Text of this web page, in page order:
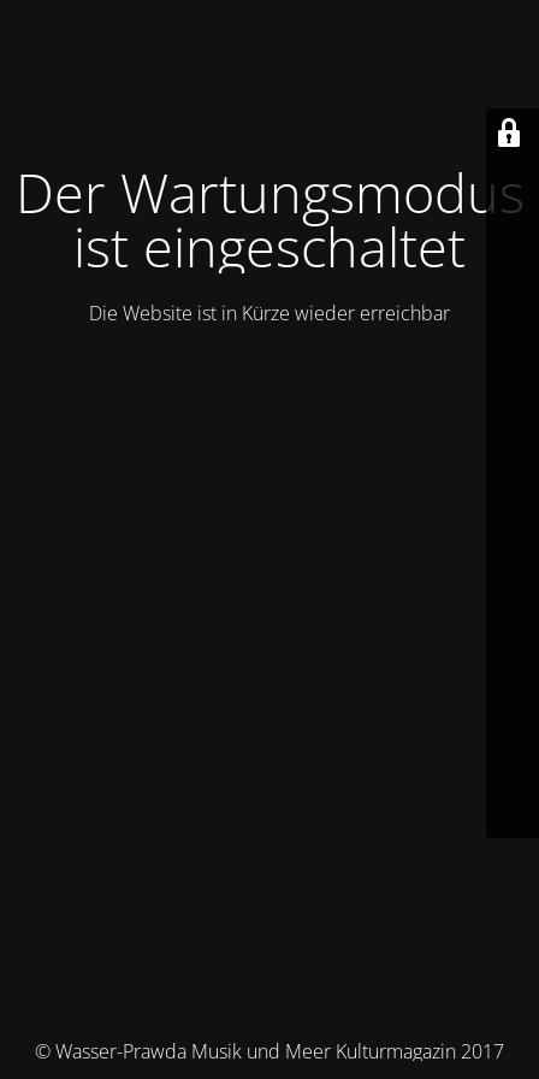
Der Wartungsmodus
ist eingeschaltet
Die Website ist in Kürze wieder erreichbar
© Wasser-Prawda Musik und Meer Kulturmagazin 2017